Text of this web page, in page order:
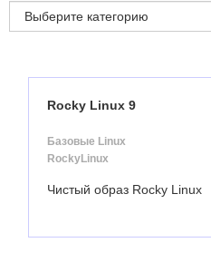
Rocky Linux 9
Базовые Linux
RockyLinux
Чистый образ Rocky Linux